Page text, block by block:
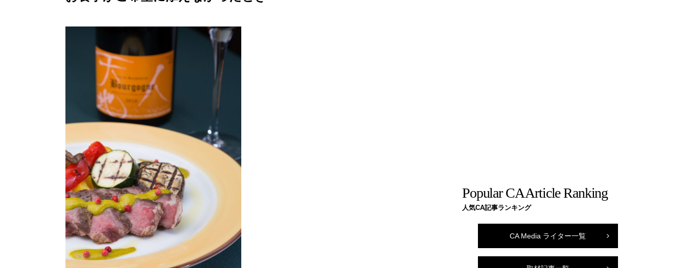
Popular CA Article Ranking
人気CA記事ランキング
CA Media ライター一覧